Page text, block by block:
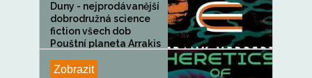
Duny - nejprodávanější
dobrodružná science
fiction všech dob
Pouštní planeta Arrakis
Zobrazit